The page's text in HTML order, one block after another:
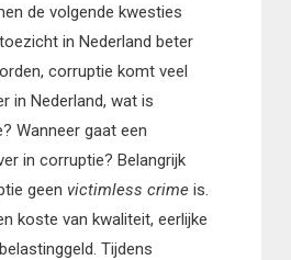
de volgende kwesties
in Nederland beter
corruptie komt veel
in Nederland, wat is
Wanneer gaat een
in corruptie? Belangrijk
geen victimless crimeis.
koste van kwaliteit, eerlijke
Tijdens